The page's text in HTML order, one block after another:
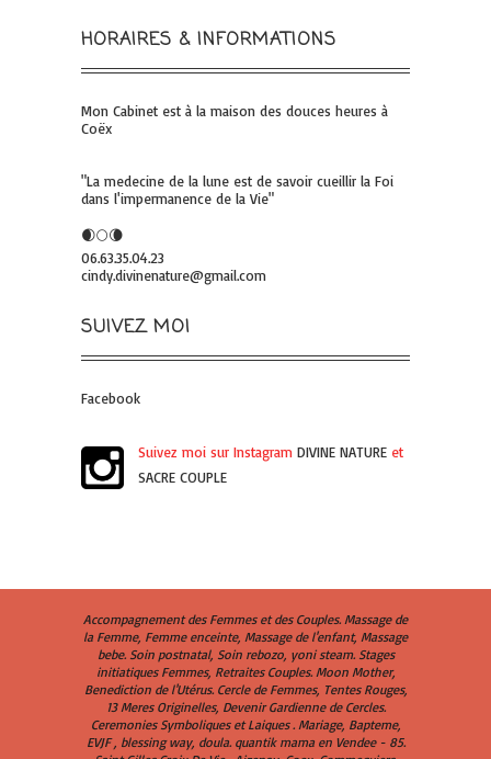
HORAIRES & INFORMATIONS
Mon Cabinet est à la maison des douces heures à
Coëx
"La medecine de la lune est de savoir cueillir la Foi
dans l'impermanence de la Vie"
🌒🌕🌘
06.63.35.04.23
cindy.divinenature@gmail.com
SUIVEZ MOI
Facebook
Suivez moi sur Instagram DIVINE NATURE et
SACRE COUPLE
Accompagnement des Femmes et des Couples. Massage de
la Femme, Femme enceinte, Massage de l'enfant, Massage
bebe. Soin postnatal, Soin rebozo, yoni steam. Stages
initiatiques Femmes, Retraites Couples. Moon Mother,
Benediction de l'Utérus. Cercle de Femmes, Tentes Rouges,
13 Meres Originelles, Devenir Gardienne de Cercles.
Ceremonies Symboliques et Laiques . Mariage, Bapteme,
EVJF , blessing way, doula. quantik mama en Vendee - 85.